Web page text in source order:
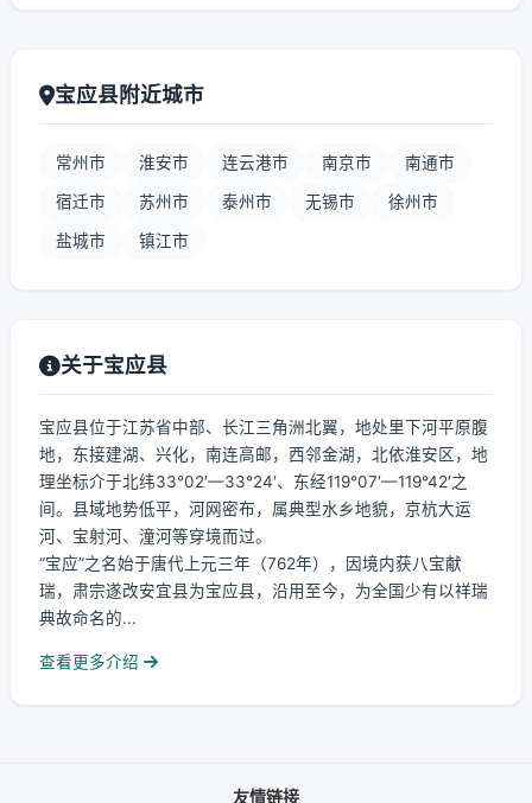
宝应县附近城市
常州市 淮安市 连云港市 南京市 南通市
宿迁市 苏州市 泰州市 无锡市 徐州市
盐城市 镇江市
关于宝应县
宝应县位于江苏省中部、长江三角洲北翼，地处里下河平原腹
地，东接建湖、兴化，南连高邮，西邻金湖，北依淮安区，地
理坐标介于北纬33°02′—33°24′、东经119°07′—119°42′之
间。县域地势低平，河网密布，属典型水乡地貌，京杭大运
河、宝射河、潼河等穿境而过。
“宝应”之名始于唐代上元三年（762年），因境内获八宝献
瑞，肃宗遂改安宜县为宝应县，沿用至今，为全国少有以祥瑞
典故命名的...
查看更多介绍
友情链接